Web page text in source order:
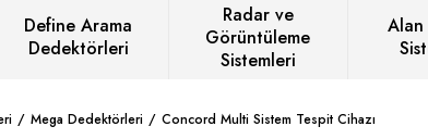
Define Arama
Dedektörleri
Radar ve
Görüntüleme
Sistemleri
Alan
Mega Dedektörleri Concord Multi Sistem Tespit Cihazı